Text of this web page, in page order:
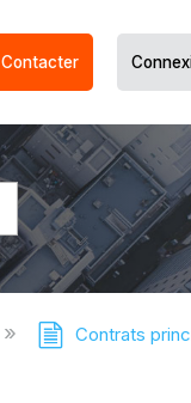
Contacter
Contrats